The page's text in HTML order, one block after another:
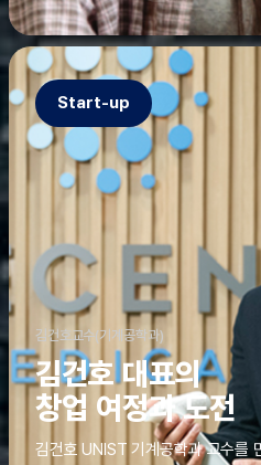
테이션의 성실한 기록이 있어,
늘도 새로운 빛으로 반짝일 수 있다.
Start-up
김건호교수(기계공학과)
김건호 대표의
창업 여정과 도전
김건호 UNIST 기계공학과 교수를